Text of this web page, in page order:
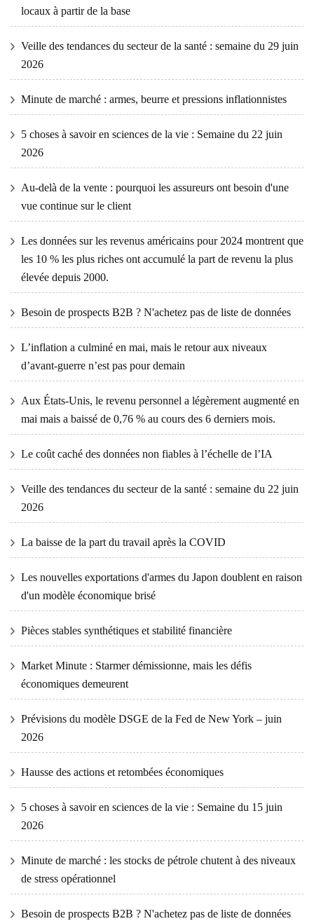
locaux à partir de la base
Veille des tendances du secteur de la santé : semaine du 29 juin
2026
Minute de marché : armes, beurre et pressions inflationnistes
5 choses à savoir en sciences de la vie : Semaine du 22 juin
2026
Au-delà de la vente : pourquoi les assureurs ont besoin d'une
vue continue sur le client
Les données sur les revenus américains pour 2024 montrent que
les 10 % les plus riches ont accumulé la part de revenu la plus
élevée depuis 2000.
Besoin de prospects B2B ? N'achetez pas de liste de données
L’inflation a culminé en mai, mais le retour aux niveaux
d’avant-guerre n’est pas pour demain
Aux États-Unis, le revenu personnel a légèrement augmenté en
mai mais a baissé de 0,76 % au cours des 6 derniers mois.
Le coût caché des données non fiables à l’échelle de l’IA
Veille des tendances du secteur de la santé : semaine du 22 juin
2026
La baisse de la part du travail après la COVID
Les nouvelles exportations d'armes du Japon doublent en raison
d'un modèle économique brisé
Pièces stables synthétiques et stabilité financière
Market Minute : Starmer démissionne, mais les défis
économiques demeurent
Prévisions du modèle DSGE de la Fed de New York – juin
2026
Hausse des actions et retombées économiques
5 choses à savoir en sciences de la vie : Semaine du 15 juin
2026
Minute de marché : les stocks de pétrole chutent à des niveaux
de stress opérationnel
Besoin de prospects B2B ? N'achetez pas de liste de données